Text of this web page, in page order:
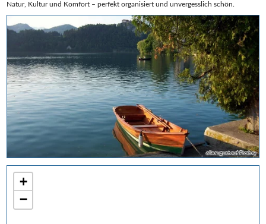
olleaugust auf Pixabay
+
−
Natur, Kultur und Komfort – perfekt organisiert und unvergesslich schön.